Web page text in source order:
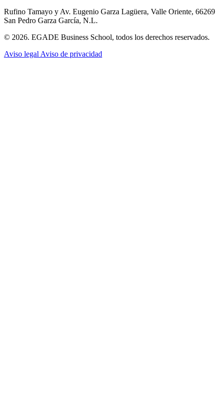
Rufino Tamayo y Av. Eugenio Garza Lagüera, Valle Oriente, 66269
San Pedro Garza García, N.L.
© 2026. EGADE Business School, todos los derechos reservados.
Aviso legalAviso de privacidad